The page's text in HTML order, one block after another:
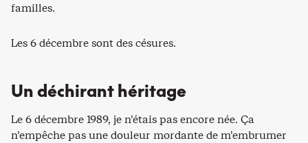
familles.
Les 6 décembre sont des césures.
Un déchirant héritage
Le 6 décembre 1989, je n’étais pas encore née. Ça
n’empêche pas une douleur mordante de m’embrumer